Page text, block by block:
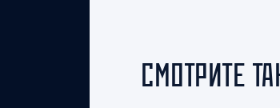
СМОТРИТЕ